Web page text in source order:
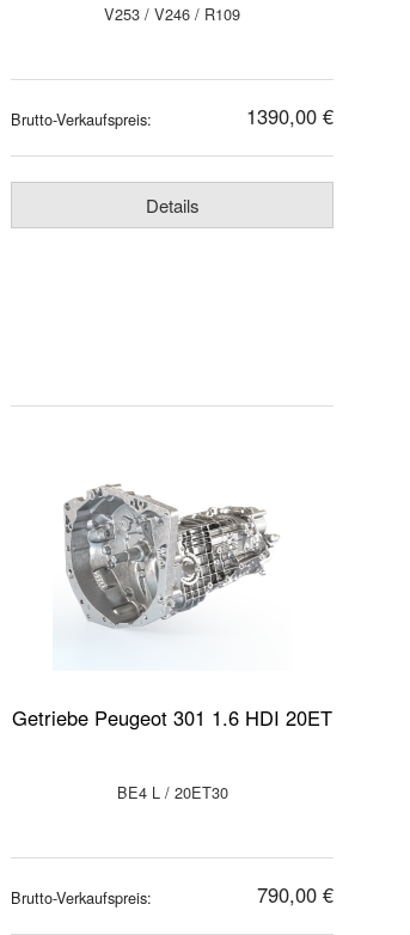
V253 / V246 / R109
Brutto-Verkaufspreis: 1390,00 €
Details
Getriebe Peugeot 301 1.6 HDI 20ET
BE4 L / 20ET30
Brutto-Verkaufspreis: 790,00 €